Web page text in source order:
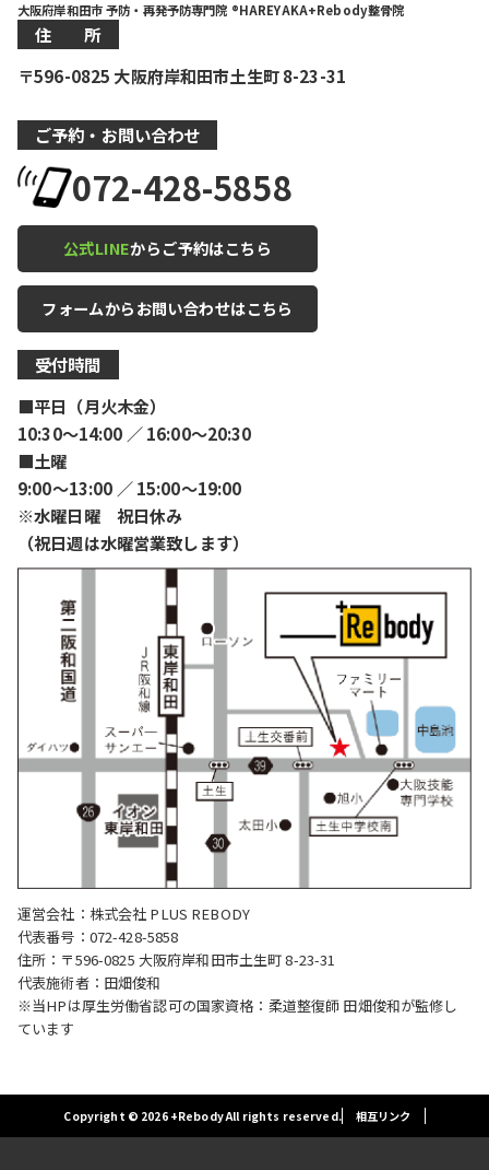
大阪府岸和田市 予防・再発予防専門院 ®HAREYAKA+Rebody整骨院
住 所
〒596-0825 大阪府岸和田市土生町 8-23-31
ご予約・お問い合わせ
072-428-5858
公式LINEからご予約はこちら
フォームからお問い合わせはこちら
受付時間
■平日（月火木金）
10:30〜14:00 ／ 16:00〜20:30
■土曜
9:00〜13:00 ／ 15:00〜19:00
※水曜日曜 祝日休み
（祝日週は水曜営業致します）
運営会社：株式会社 PLUS REBODY
代表番号：072-428-5858
住所：〒596-0825 大阪府岸和田市土生町 8-23-31
代表施術者：田畑俊和
※当HPは厚生労働省認可の国家資格：柔道整復師 田畑俊和が監修し
ています
Copyright © 2026 +Rebody All rights reserved. 相互リンク